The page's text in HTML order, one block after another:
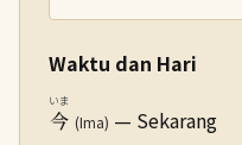
Waktu dan Hari
今
いま
(Ima) — Sekarang